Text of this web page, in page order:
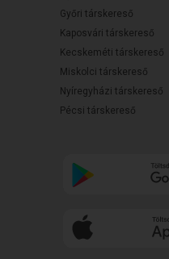
Győri társkereső
Kaposvári társkereső
Kecskeméti társkereső
Miskolci társkereső
Nyíregyházi társkereső
Pécsi társkereső